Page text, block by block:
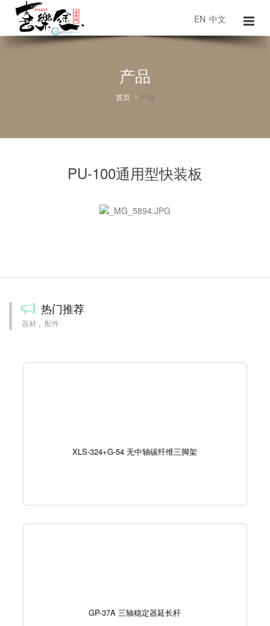
EN 中文
产品
首页 产品
PU-100通用型快装板
热门推荐
器材 配件
XLS-324+G-54 无中轴碳纤维三脚架
GP-37A 三轴稳定器延长杆